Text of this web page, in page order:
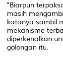
"Biarpun
masih
katanya sambil
mekanisme
diperkenalkan
golongan itu.